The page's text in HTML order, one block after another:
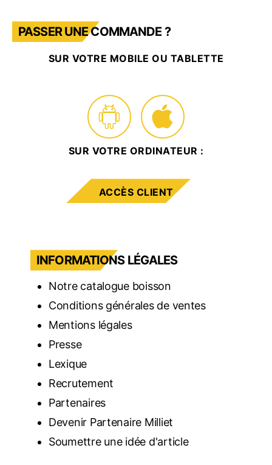
PASSER UNE COMMANDE ?
SUR VOTRE MOBILE OU TABLETTE
SUR VOTRE ORDINATEUR :
ACCÈS CLIENT
INFORMATIONS LÉGALES
Notre catalogue boisson
Conditions générales de ventes
Mentions légales
Presse
Lexique
Recrutement
Partenaires
Devenir Partenaire Milliet
Soumettre une idée d'article